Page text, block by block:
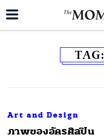
TAG:
Art and Design
​ภาพของอัครศิลปิน